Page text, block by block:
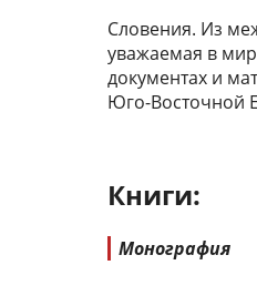
Словения. Из
уважаемая в
документах и
Юго-Восточной
Книги:
Монография